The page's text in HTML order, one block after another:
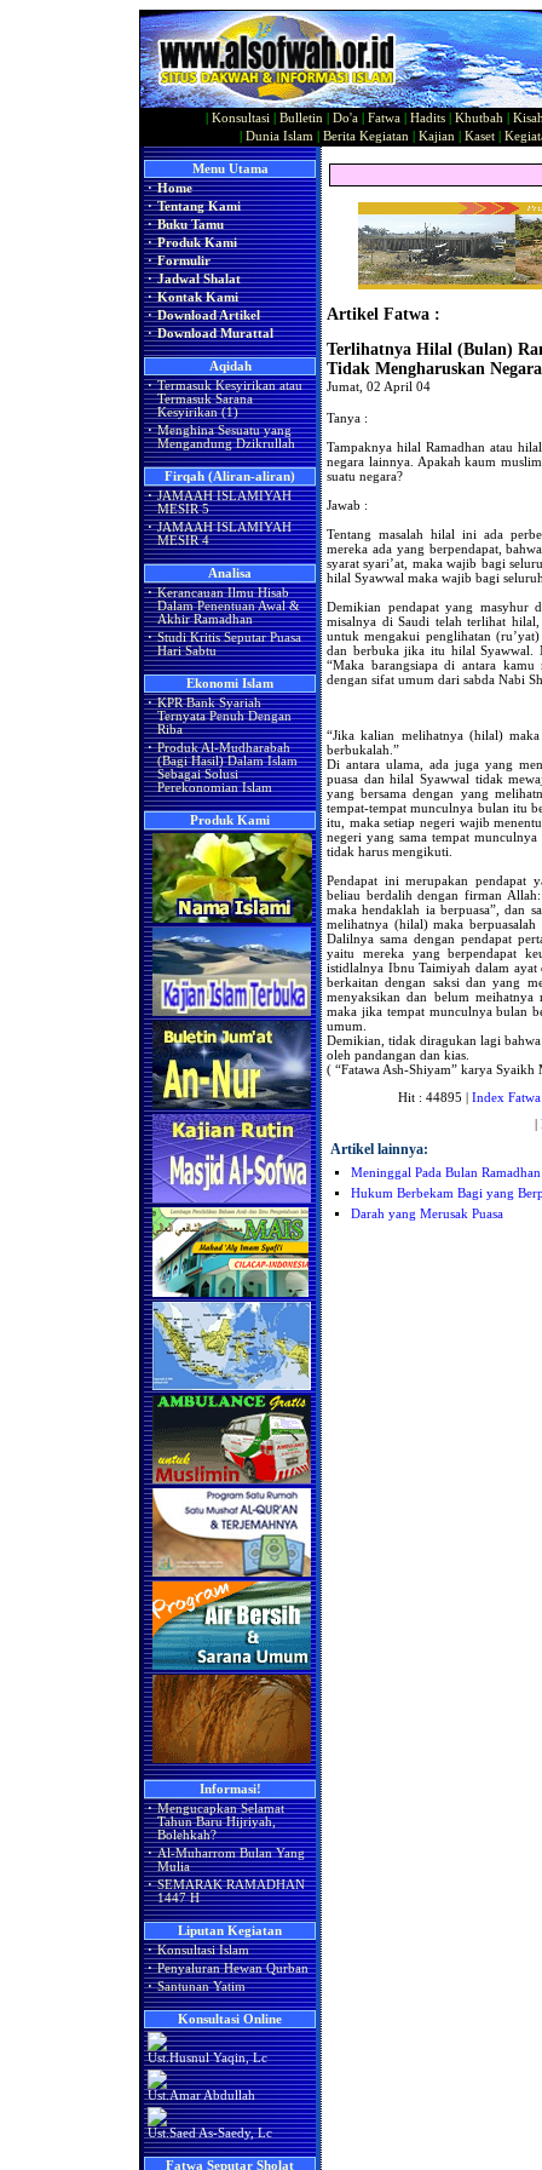
Konsultasi Bulletin Do'a Fatwa Hadits Khutbah
Dunia Islam Berita Kegiatan Kajian Kaset|
Menu Utama
· Home
· Tentang Kami
· Buku Tamu
· Produk Kami
· Formulir
· Jadwal Shalat
· Kontak Kami
· Download Artikel
· Download Murattal
Aqidah
· Termasuk Kesyirikan atau
Termasuk Sarana
Kesyirikan (1)
· Menghina Sesuatu yang
Mengandung Dzikrullah
Firqah (Aliran-aliran)
· JAMAAH ISLAMIYAH
MESIR 5
· JAMAAH ISLAMIYAH
MESIR 4
Analisa
· Kerancauan Ilmu Hisab
Dalam Penentuan Awal &
Akhir Ramadhan
· Studi Kritis Seputar Puasa
Hari Sabtu
Ekonomi Islam
· KPR Bank Syariah
Ternyata Penuh Dengan
Riba
· Produk Al-Mudharabah
(Bagi Hasil) Dalam Islam
Sebagai Solusi
Perekonomian Islam
Produk Kami
Informasi!
· Mengucapkan Selamat
Tahun Baru Hijriyah,
Bolehkah?
· Al-Muharrom Bulan Yang
Mulia
· SEMARAK RAMADHAN
1447 H
Liputan Kegiatan
· Konsultasi Islam
· Penyaluran Hewan Qurban
· Santunan Yatim
Konsultasi Online
Ust.Husnul Yaqin, Lc
Ust.Amar Abdullah
Ust.Saed As-Saedy, Lc
Fatwa Seputar Sholat
Artikel Fatwa :
Terlihatnya Hilal (Bulan)
Tidak Mengharuskan
Jumat, 02 April 04
Tanya :
Tampaknya hilal Ramadhan atau
negara lainnya. Apakah kaum
suatu negara?
Jawab :
Tentang masalah hilal ini ada
mereka ada yang berpendapat,
syarat syari’at, maka wajib bagi
hilal Syawwal maka wajib bagi
Demikian pendapat yang masyhur
misalnya di Saudi telah terlihat
untuk mengakui penglihatan
dan berbuka jika itu hilal Syawwal.
“Maka barangsiapa di antara
dengan sifat umum dari sabda Nabi
“Jika kalian melihatnya (hilal)
berbukalah.”
Di antara ulama, ada juga yang
puasa dan hilal Syawwal tidak
yang bersama dengan yang
tempat-tempat munculnya bulan itu
itu, maka setiap negeri wajib
negeri yang sama tempat
tidak harus mengikuti.
Pendapat ini merupakan
beliau berdalih dengan firman
maka hendaklah ia berpuasa”, dan
melihatnya (hilal) maka
Dalilnya sama dengan pendapat
yaitu mereka yang berpendapat
istidlalnya Ibnu Taimiyah dalam
berkaitan dengan saksi dan yang
menyaksikan dan belum
maka jika tempat munculnya bulan
umum.
Demikian, tidak diragukan lagi
oleh pandangan dan kias.
( “Fatawa Ash-Shiyam” karya
Hit : 44895 | Index Fatwa
Artikel lainnya:
Meninggal Pada Bulan Ramadhan
Hukum Berbekam Bagi yang
Darah yang Merusak Puasa